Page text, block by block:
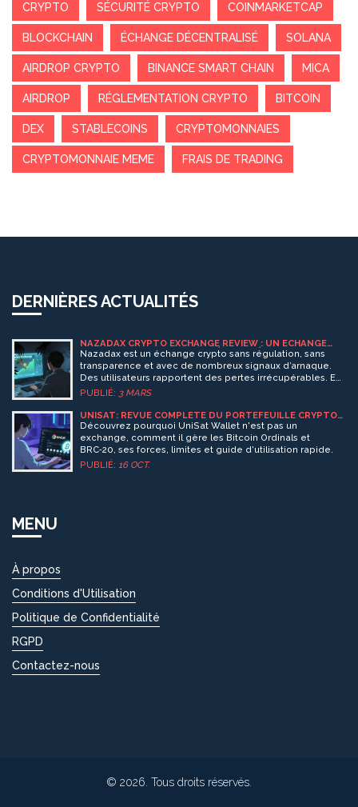
CRYPTO SÉCURITÉ CRYPTO COINMARKETCAP
BLOCKCHAIN ÉCHANGE DÉCENTRALISÉ SOLANA
AIRDROP CRYPTO BINANCE SMART CHAIN MICA
AIRDROP RÉGLEMENTATION CRYPTO BITCOIN
DEX STABLECOINS CRYPTOMONNAIES
CRYPTOMONNAIE MEME FRAIS DE TRADING
DERNIÈRES ACTUALITÉS
NAZADAX CRYPTO EXCHANGE REVIEW : UN ÉCHANGE
PEU FIABLE DANS UN MARCHÉ SATURÉ
Nazadax est un échange crypto sans régulation, sans
transparence et avec de nombreux signaux d’arnaque.
Des utilisateurs rapportent des pertes irrécupérables. En
2026, choisissez des alternatives sûres comme Kraken ou
PUBLIÉ: 3 MARS
UNISAT: REVUE COMPLÈTE DU PORTEFEUILLE CRYPTO
(ET POURQUOI CE N’EST PAS UN EXCHANGE)
Découvrez pourquoi UniSat Wallet n'est pas un
exchange, comment il gère les Bitcoin Ordinals et
BRC‑20, ses forces, limites et guide d'utilisation rapide.
PUBLIÉ: 16 OCT.
MENU
À propos
Conditions d'Utilisation
Politique de Confidentialité
RGPD
Contactez-nous
© 2026. Tous droits réservés.